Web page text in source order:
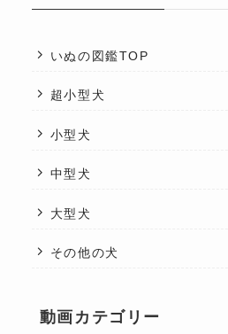
いぬの図鑑TOP
超小型犬
小型犬
中型犬
大型犬
その他の犬
動画カテゴリー